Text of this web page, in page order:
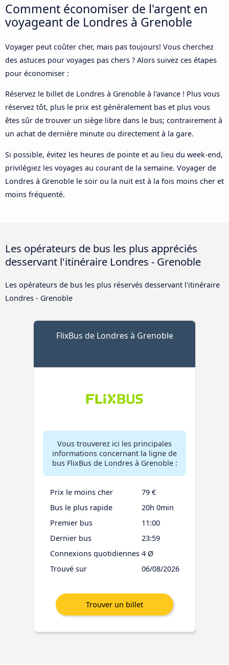
Comment économiser de l'argent en
voyageant de Londres à Grenoble
Voyager peut coûter cher, mais pas toujours! Vous cherchez
des astuces pour voyages pas chers ? Alors suivez ces étapes
pour économiser :
Réservez le billet de Londres à Grenoble à l'avance ! Plus vous
réservez tôt, plus le prix est généralement bas et plus vous
êtes sûr de trouver un siège libre dans le bus; contrairement à
un achat de dernière minute ou directement à la gare.
Si possible, évitez les heures de pointe et au lieu du week-end,
privilégiez les voyages au courant de la semaine. Voyager de
Londres à Grenoble le soir ou la nuit est à la fois moins cher et
moins fréquenté.
Les opérateurs de bus les plus appréciés
desservant l'itinéraire Londres - Grenoble
Les opérateurs de bus les plus réservés desservant l'itinéraire
Londres - Grenoble
FlixBus de Londres à Grenoble
Vous trouverez ici les principales
informations concernant la ligne de
bus FlixBus de Londres à Grenoble :
Prix le moins cher
79 €
Bus le plus rapide
20h 0min
Premier bus
11:00
Dernier bus
23:59
Connexions quotidiennes 4 Ø
Trouvé sur
06/08/2026